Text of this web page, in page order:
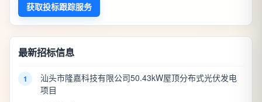
获取投标跟踪服务
最新招标信息
1
汕头市隆嘉科技有限公司50.43kW屋顶分布式光伏发电
项目